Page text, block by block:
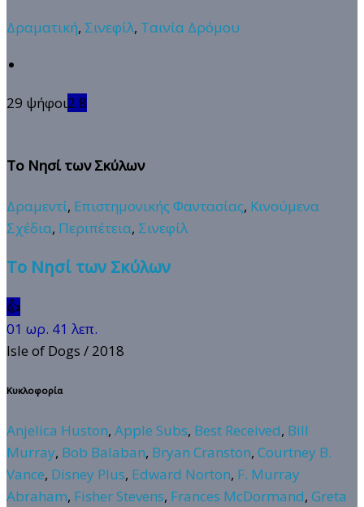
Δραματική, Σινεφίλ, Ταινία Δρόμου
29 ψήφοι2.8
Το Νησί των Σκύλων
Δραμεντί, Επιστημονικής Φαντασίας, Κινούμενα
Σχέδια, Περιπέτεια, Σινεφίλ
Το Νησί των Σκύλων
👍
01 ωρ. 41 λεπ.
Isle of Dogs / 2018
Κυκλοφορία
Anjelica Huston, Apple Subs, Best Received, Bill
Murray, Bob Balaban, Bryan Cranston, Courtney B.
Vance, Disney Plus, Edward Norton, F. Murray
Abraham, Fisher Stevens, Frances McDormand, Greta